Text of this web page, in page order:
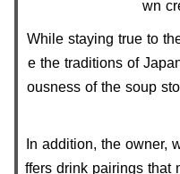
wn
While staying true to
e the traditions of
ousness of the soup
In addition, the owner,
ffers drink pairings that